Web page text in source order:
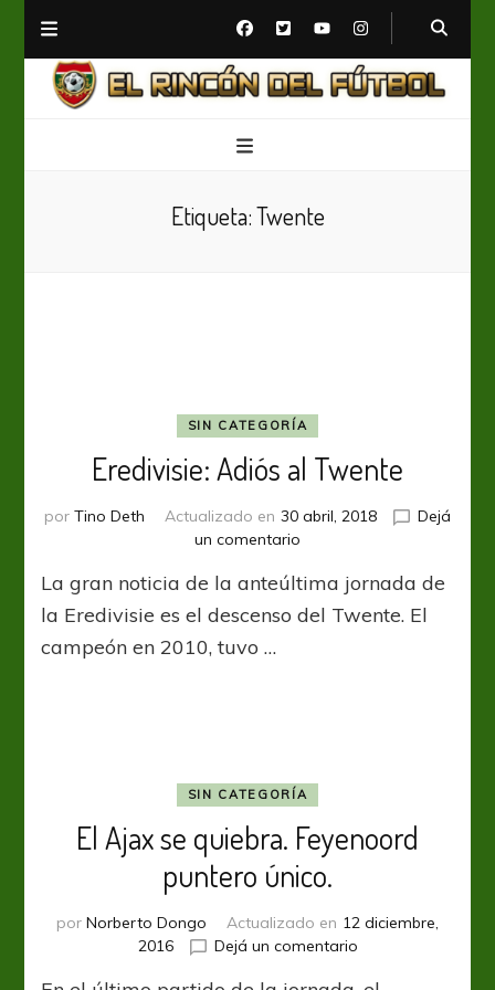
Etiqueta:Twente
SIN CATEGORÍA
Eredivisie: Adiós al Twente
por Tino Deth Actualizado en 30 abril, 2018
Dejá
un comentario
Adiós
al
La gran noticia de la anteúltima jornada de
la Eredivisie es el descenso del Twente. El
campeón en 2010, tuvo …
SIN CATEGORÍA
El Ajax se quiebra. Feyenoord
puntero único.
por Norberto Dongo Actualizado en 12 diciembre,
2016
Dejá un comentarioen